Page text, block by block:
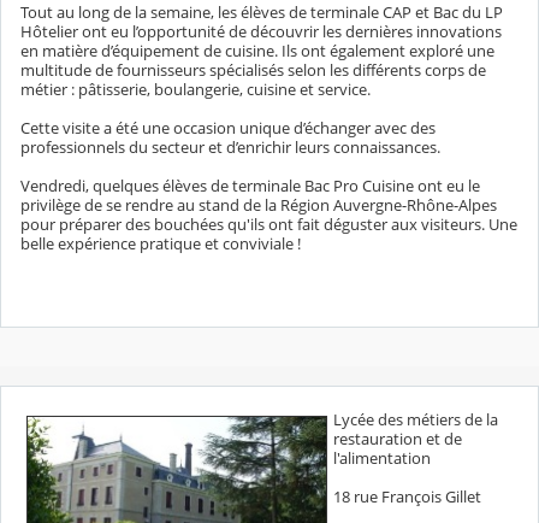
Tout au long de la semaine, les élèves de terminale CAP et Bac du LP
Hôtelier ont eu l’opportunité de découvrir les dernières innovations
en matière d’équipement de cuisine. Ils ont également exploré une
multitude de fournisseurs spécialisés selon les différents corps de
métier : pâtisserie, boulangerie, cuisine et service.
Cette visite a été une occasion unique d’échanger avec des
professionnels du secteur et d’enrichir leurs connaissances.
Vendredi, quelques élèves de terminale Bac Pro Cuisine ont eu le
privilège de se rendre au stand de la Région Auvergne-Rhône-Alpes
pour préparer des bouchées qu'ils ont fait déguster aux visiteurs. Une
belle expérience pratique et conviviale !
Lycée des métiers de la
restauration et de
l'alimentation
18 rue François Gillet